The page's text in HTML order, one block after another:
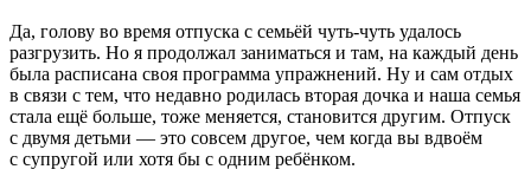
Да, голову во время отпуска с семьёй чуть-чуть удалось
разгрузить. Но я продолжал заниматься и там, на каждый день
была расписана своя программа упражнений. Ну и сам отдых
в связи с тем, что недавно родилась вторая дочка и наша семья
стала ещё больше, тоже меняется, становится другим. Отпуск
с двумя детьми — это совсем другое, чем когда вы вдвоём
с супругой или хотя бы с одним ребёнком.